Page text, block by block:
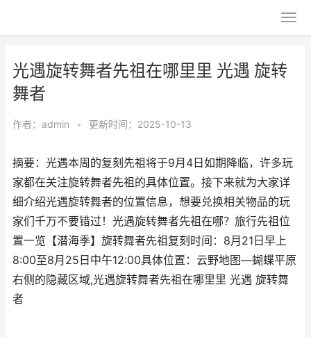
光遇旋转舞者先祖在哪里里 光遇 旋转
舞者
作者： admin • 更新时间：2025-10-13
摘要：光遇本周的复刻先祖将于9月4日如期降临，许多玩
家都在关注旋转舞者先祖的具体位置。接下来就为大家详
细介绍光遇旋转舞者的位置信息，想要兑换相关物品的玩
家们千万不要错过！光遇旋转舞者先祖在哪？旅行先祖位
置一览【潜海季】旋转舞者先祖复刻时间：8月21日早上
8:00至8月25日中午12:00具体位置：云野地图—蝴蝶平原
右侧的隐藏区域,光遇旋转舞者先祖在哪里里 光遇 旋转舞
者